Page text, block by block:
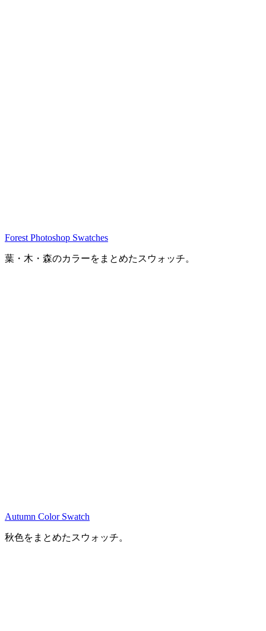
Forest Photoshop Swatches
葉・木・森のカラーをまとめたスウォッチ。
Autumn Color Swatch
秋色をまとめたスウォッチ。